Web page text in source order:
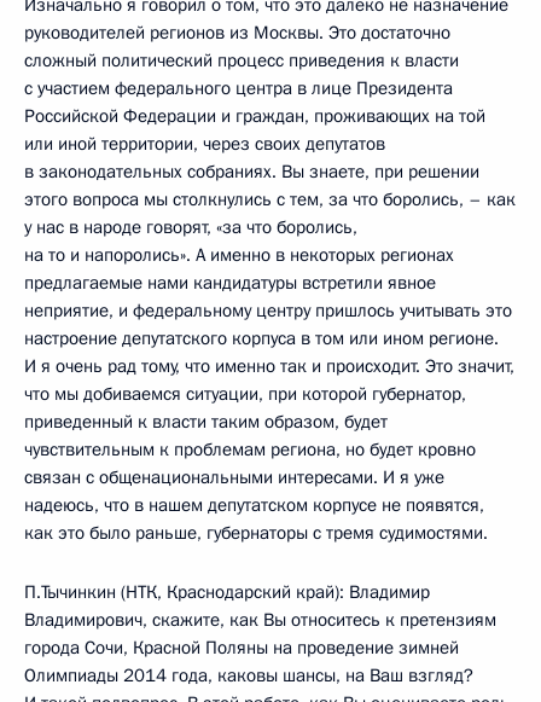
руководителей регионов из Москвы. Это достаточно
сложный политический процесс приведения к власти
с участием федерального центра в лице Президента
Российской Федерации и граждан, проживающих на той
или иной территории, через своих депутатов
в законодательных собраниях. Вы знаете, при решении
этого вопроса мы столкнулись с тем, за что боролись, – как
у нас в народе говорят, «за что боролись,
на то и напоролись». А именно в некоторых регионах
предлагаемые нами кандидатуры встретили явное
неприятие, и федеральному центру пришлось учитывать это
настроение депутатского корпуса в том или ином регионе.
И я очень рад тому, что именно так и происходит. Это значит,
что мы добиваемся ситуации, при которой губернатор,
приведенный к власти таким образом, будет
чувствительным к проблемам региона, но будет кровно
связан с общенациональными интересами. И я уже
надеюсь, что в нашем депутатском корпусе не появятся,
как это было раньше, губернаторы с тремя судимостями.
П.Тычинкин (НТК, Краснодарский край): Владимир
Владимирович, скажите, как Вы относитесь к претензиям
города Сочи, Красной Поляны на проведение зимней
Олимпиады 2014 года, каковы шансы, на Ваш взгляд?